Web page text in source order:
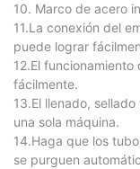
10. Marco de acero
11.La conexión del
puede lograr
12.El
fácilmente.
13.El llenado,
una sola máquina.
14.Haga que los
se purguen